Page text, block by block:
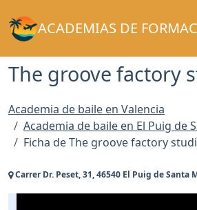
ACADEMIAS DE
The groove factory
Academia de baile en Valencia
Academia de baile en El Puig de
Ficha de The groove factory
Carrer Dr. Peset, 31, 46540 El Puig de Santa